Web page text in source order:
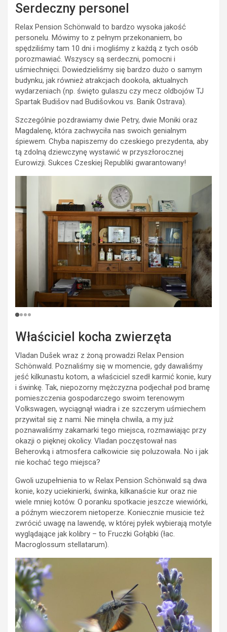
Serdeczny personel
Relax Pension Schönwald to bardzo wysoka jakość
personelu. Mówimy to z pełnym przekonaniem, bo
spędziliśmy tam 10 dni i mogliśmy z każdą z tych osób
porozmawiać. Wszyscy są serdeczni, pomocni i
uśmiechnięci. Dowiedzieliśmy się bardzo dużo o samym
budynku, jak również atrakcjach dookoła, aktualnych
wydarzeniach (np. święto gulaszu czy mecz oldbojów TJ
Spartak Budišov nad Budišovkou vs. Banik Ostrava).
Szczególnie pozdrawiamy dwie Petry, dwie Moniki oraz
Magdalenę, która zachwyciła nas swoich genialnym
śpiewem. Chyba napiszemy do czeskiego prezydenta, aby
tą zdolną dziewczynę wystawić w przyszłorocznej
Eurowizji. Sukces Czeskiej Republiki gwarantowany!
Właściciel kocha zwierzęta
Vladan Dušek wraz z żoną prowadzi Relax Pension
Schönwald. Poznaliśmy się w momencie, gdy dawaliśmy
jeść kilkunastu kotom, a właściciel szedł karmić konie, kury
i świnkę. Tak, niepozorny mężczyzna podjechał pod bramę
pomieszczenia gospodarczego swoim terenowym
Volkswagen, wyciągnął wiadra i ze szczerym uśmiechem
przywitał się z nami. Nie minęła chwila, a my już
poznawaliśmy zakamarki tego miejsca, rozmawiając przy
okazji o pięknej okolicy. Vladan poczęstował nas
Beherovką i atmosfera całkowicie się poluzowała. No i jak
nie kochać tego miejsca?
Gwoli uzupełnienia to w Relax Pension Schönwald są dwa
konie, kozy uciekinierki, świnka, kilkanaście kur oraz nie
wiele mniej kotów. O poranku spotkacie jeszcze wiewiórki,
a późnym wieczorem nietoperze. Koniecznie musicie też
zwrócić uwagę na lawendę, w której pyłek wybierają motyle
wyglądające jak kolibry – to Fruczki Gołąbki (łac.
Macroglossum stellatarum).